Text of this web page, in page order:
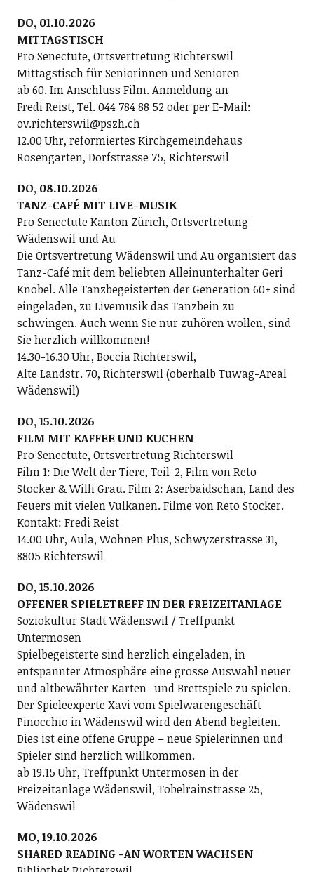
DO, 01.10.2026
MITTAGSTISCH
Pro Senectute, Ortsvertretung Richterswil
Mittagstisch für Seniorinnen und Senioren
ab 60. Im Anschluss Film. Anmeldung an
Fredi Reist, Tel. 044 784 88 52 oder per E-Mail:
ov.richterswil@pszh.ch
12.00 Uhr, reformiertes Kirchgemeindehaus
Rosengarten, Dorfstrasse 75, Richterswil
DO, 08.10.2026
TANZ-CAFÉ MIT LIVE-MUSIK
Pro Senectute Kanton Zürich, Ortsvertretung
Wädenswil und Au
Die Ortsvertretung Wädenswil und Au organisiert das
Tanz-Café mit dem beliebten Alleinunterhalter Geri
Knobel. Alle Tanzbegeisterten der Generation 60+ sind
eingeladen, zu Livemusik das Tanzbein zu
schwingen. Auch wenn Sie nur zuhören wollen, sind
Sie herzlich willkommen!
14.30-16.30 Uhr, Boccia Richterswil,
Alte Landstr. 70, Richterswil (oberhalb Tuwag-Areal
Wädenswil)
DO, 15.10.2026
FILM MIT KAFFEE UND KUCHEN
Pro Senectute, Ortsvertretung Richterswil
Film 1: Die Welt der Tiere, Teil-2, Film von Reto
Stocker & Willi Grau. Film 2: Aserbaidschan, Land des
Feuers mit vielen Vulkanen. Filme von Reto Stocker.
Kontakt: Fredi Reist
14.00 Uhr, Aula, Wohnen Plus, Schwyzerstrasse 31,
8805 Richterswil
DO, 15.10.2026
OFFENER SPIELETREFF IN DER FREIZEITANLAGE
Soziokultur Stadt Wädenswil / Treffpunkt
Untermosen
Spielbegeisterte sind herzlich eingeladen, in
entspannter Atmosphäre eine grosse Auswahl neuer
und altbewährter Karten- und Brettspiele zu spielen.
Der Spieleexperte Xavi vom Spielwarengeschäft
Pinocchio in Wädenswil wird den Abend begleiten.
Dies ist eine offene Gruppe – neue Spielerinnen und
Spieler sind herzlich willkommen.
ab 19.15 Uhr, Treffpunkt Untermosen in der
Freizeitanlage Wädenswil, Tobelrainstrasse 25,
Wädenswil
MO, 19.10.2026
SHARED READING -AN WORTEN WACHSEN